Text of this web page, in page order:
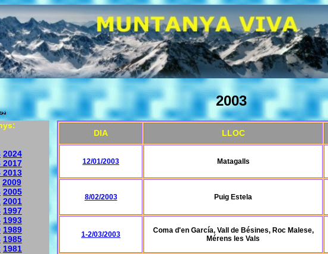
2003
2024
2017
2013
2009
2005
2001
1997
1993
1989
1985
1981
DIA LLOC
12/01/2003 Matagalls
8/02/2003 Puig Estela
1-2/03/2003
Coma d'en García, Vall de Bésines, Roc Malese,
Mérens les Vals